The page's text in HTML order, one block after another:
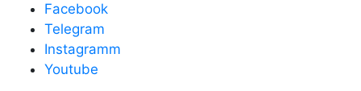
Facebook
Telegram
Instagramm
Youtube